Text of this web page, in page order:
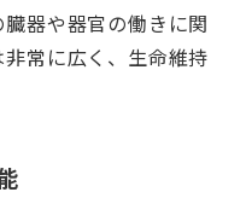
器や器官の働きに関
常に広く、生命維持